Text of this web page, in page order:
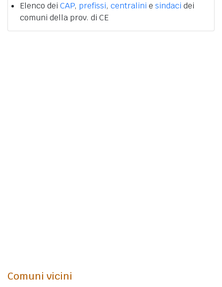
Elenco dei CAP, prefissi, centralini e sindaci dei
comuni della prov. di CE
Comuni vicini